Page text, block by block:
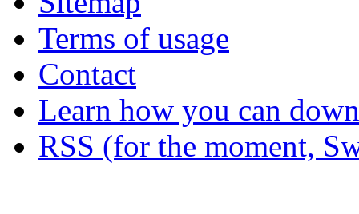
Terms of usage
Contact
Learn how you can
RSS (for the moment,